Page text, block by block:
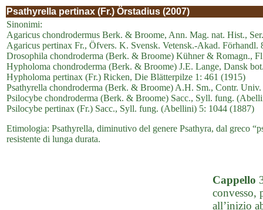
Psathyrella pertinax (Fr.) Örstadius (2007)
Sinonimi:
Agaricus chondrodermus Berk. & Broome, Ann. Mag. nat. Hist.,
Agaricus pertinax Fr., Öfvers. K. Svensk. Vetensk.-Akad. Förhandl.
Drosophila chondroderma (Berk. & Broome) Kühner & Romagn.,
Hypholoma chondroderma (Berk. & Broome) J.E. Lange, Dansk
Hypholoma pertinax (Fr.) Ricken, Die Blätterpilze 1: 461 (1915)
Psathyrella chondroderma (Berk. & Broome) A.H. Sm., Contr.
Psilocybe chondroderma (Berk. & Broome) Sacc., Syll. fung.
Psilocybe pertinax (Fr.) Sacc., Syll. fung. (Abellini) 5: 1044 (1887)
Etimologia: Psathyrella, diminutivo del genere Psathyra, dal greco
resistente di lunga durata.
Cappello
convesso,
all’inizio